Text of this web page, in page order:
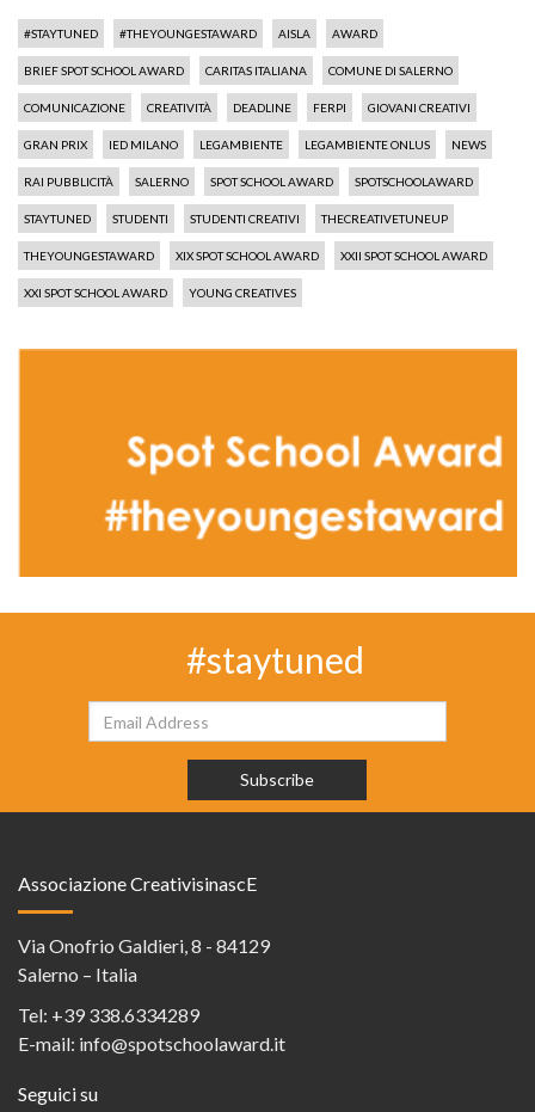
#STAYTUNED #THEYOUNGESTAWARD AISLA AWARD
BRIEF SPOT SCHOOL AWARD CARITAS ITALIANA COMUNE DI SALERNO
COMUNICAZIONE CREATIVITÀ DEADLINE FERPI GIOVANI CREATIVI
GRAN PRIX IED MILANO LEGAMBIENTE LEGAMBIENTE ONLUS NEWS
RAI PUBBLICITÀ SALERNO SPOT SCHOOL AWARD SPOTSCHOOLAWARD
STAYTUNED STUDENTI STUDENTI CREATIVI THECREATIVETUNEUP
THEYOUNGESTAWARD XIX SPOT SCHOOL AWARD XXII SPOT SCHOOL AWARD
XXI SPOT SCHOOL AWARD YOUNG CREATIVES
#staytuned
Associazione CreativisinascE
Via Onofrio Galdieri, 8 - 84129
Salerno – Italia
Tel: +39 338.6334289
E-mail: info@spotschoolaward.it
Seguici su